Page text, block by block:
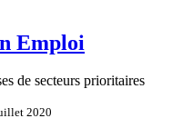
Emploi
de secteurs prioritaires
2020